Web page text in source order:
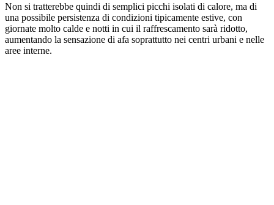
Non si tratterebbe quindi di semplici picchi isolati di calore, ma di
una possibile persistenza di condizioni tipicamente estive, con
giornate molto calde e notti in cui il raffrescamento sarà ridotto,
aumentando la sensazione di afa soprattutto nei centri urbani e nelle
aree interne.